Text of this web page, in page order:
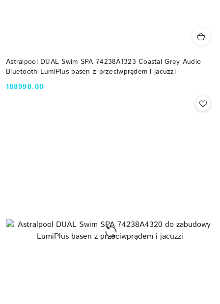
Astralpool DUAL Swim SPA 74238A1323 Coastal Grey Audio
Bluetooth LumiPlus basen z przeciwprądem i jacuzzi
Cena:
188998.00